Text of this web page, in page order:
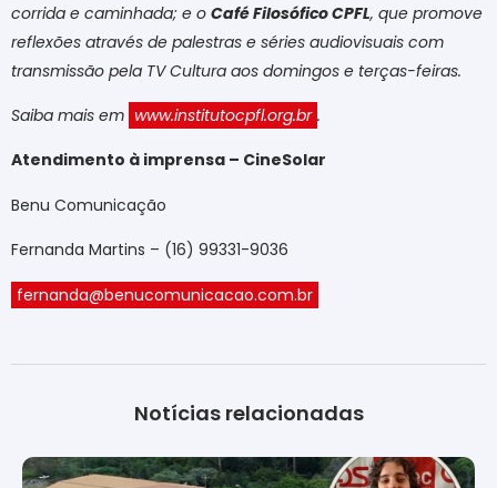
corrida e caminhada; e o Café Filosófico CPFL, que promove
reflexões através de palestras e séries audiovisuais com
transmissão pela TV Cultura aos domingos e terças-feiras.
Saiba mais em www.institutocpfl.org.br .
Atendimento à imprensa – CineSolar
Benu Comunicação
Fernanda Martins – (16) 99331-9036
fernanda@benucomunicacao.com.br
Notícias relacionadas